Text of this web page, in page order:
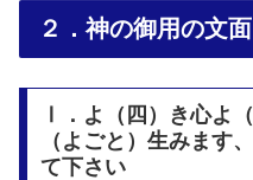
２．神の御用の文
Ⅰ．よ（四）き心よ
（よごと）生みます
て下さい